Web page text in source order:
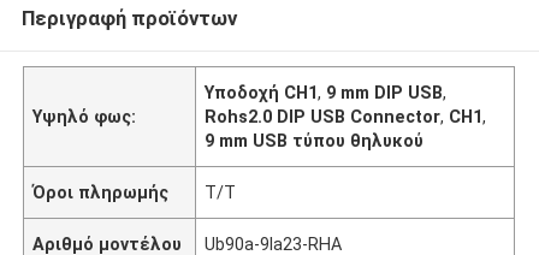
Περιγραφή προϊόντων
Υψηλό φως:
Υποδοχή CH1, 9 mm DIP USB,
Rohs2.0 DIP USB Connector, CH1,
9 mm USB τύπου θηλυκού
Όροι πληρωμής T/T
Αριθμό μοντέλου Ub90a-9la23-RHA